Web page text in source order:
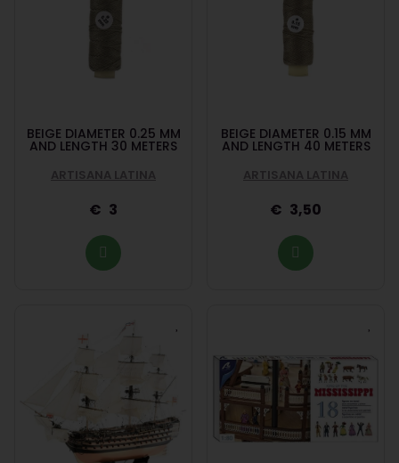
BEIGE DIAMETER 0.25 MM
AND LENGTH 30 METERS
ARTISANA LATINA
3
BEIGE DIAMETER 0.15 MM
AND LENGTH 40 METERS
ARTISANA LATINA
3,50